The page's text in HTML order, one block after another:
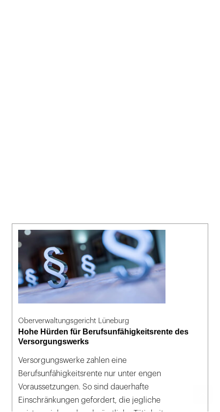
Oberverwaltungsgericht Lüneburg
Hohe Hürden für Berufsunfähigkeitsrente des
Versorgungswerks
Versorgungswerke zahlen eine
Berufsunfähigkeitsrente nur unter engen
Voraussetzungen. So sind dauerhafte
Einschränkungen gefordert, die jegliche